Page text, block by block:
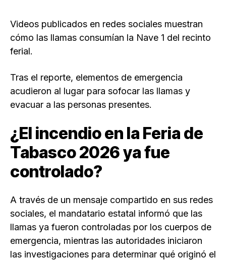
Videos publicados en redes sociales muestran
cómo las llamas consumían la Nave 1 del recinto
ferial.
Tras el reporte, elementos de emergencia
acudieron al lugar para sofocar las llamas y
evacuar a las personas presentes.
¿El incendio en la Feria de
Tabasco 2026 ya fue
controlado?
A través de un mensaje compartido en sus redes
sociales, el mandatario estatal informó que las
llamas ya fueron controladas por los cuerpos de
emergencia, mientras las autoridades iniciaron
las investigaciones para determinar qué originó el